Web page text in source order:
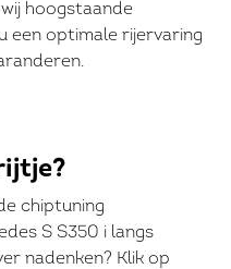
hoogstaande
een optimale rijervaring
chiptuning
S S350 i langs
nadenken? Klik op